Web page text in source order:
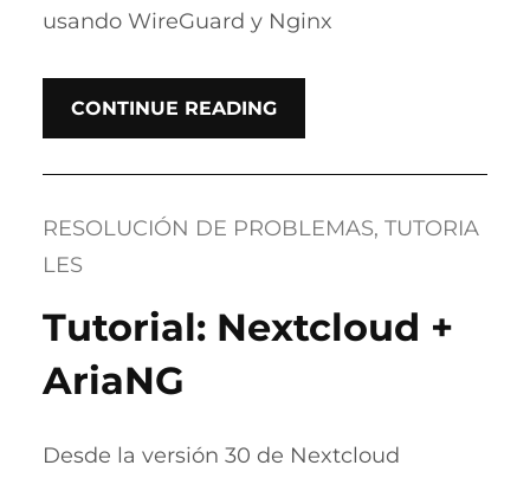
usando WireGuard y Nginx
CONTINUE READING
RESOLUCIÓN DE PROBLEMAS, TUTORIA
LES
Tutorial: Nextcloud +
AriaNG
Desde la versión 30 de Nextcloud